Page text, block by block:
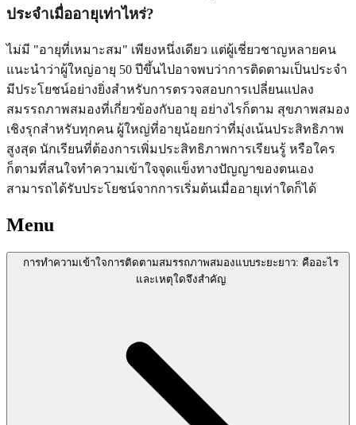
ประจำเมื่ออายุเท่าไหร่?
ไม่มี "อายุที่เหมาะสม" เพียงหนึ่งเดียว แต่ผู้เชี่ยวชาญหลายคน
แนะนำว่าผู้ใหญ่อายุ 50 ปีขึ้นไปอาจพบว่าการติดตามเป็นประจำ
มีประโยชน์อย่างยิ่งสำหรับการตรวจสอบการเปลี่ยนแปลง
สมรรถภาพสมองที่เกี่ยวข้องกับอายุ อย่างไรก็ตาม สุขภาพสมอง
เชิงรุกสำหรับทุกคน ผู้ใหญ่ที่อายุน้อยกว่าที่มุ่งเน้นประสิทธิภาพ
สูงสุด นักเรียนที่ต้องการเพิ่มประสิทธิภาพการเรียนรู้ หรือใคร
ก็ตามที่สนใจทำความเข้าใจจุดแข็งทางปัญญาของตนเอง
สามารถได้รับประโยชน์จากการเริ่มต้นเมื่ออายุเท่าใดก็ได้
Menu
การทำความเข้าใจการติดตามสมรรถภาพสมองแบบระยะยาว: คืออะไร
และเหตุใดจึงสำคัญ